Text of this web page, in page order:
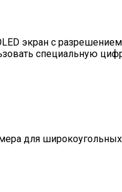
экран с
специальную
для